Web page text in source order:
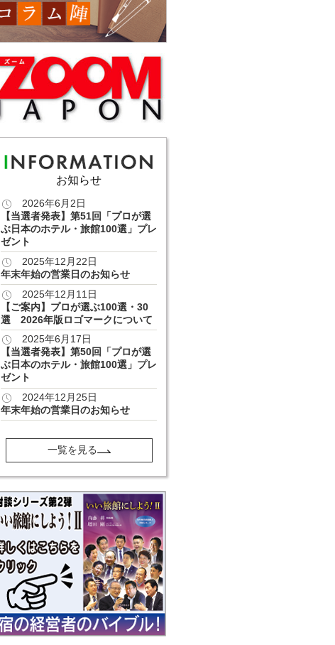
お知らせ
2026年6月2日
【当選者発表】第51回「プロが選
ぶ日本のホテル・旅館100選」プレ
ゼント
2025年12月22日
年末年始の営業日のお知らせ
2025年12月11日
【ご案内】プロが選ぶ100選・30
選 2026年版ロゴマークについて
2025年6月17日
【当選者発表】第50回「プロが選
ぶ日本のホテル・旅館100選」プレ
ゼント
2024年12月25日
年末年始の営業日のお知らせ
一覧を見る